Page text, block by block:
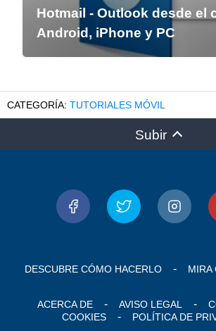
Hotmail - Outlook desde el
Android, iPhone y PC
TUTORIALES MÓVIL
Subir
DESCUBRE CÓMO HACERLO MIRA
ACERCA DE AVISO LEGAL
COOKIES
POLÍTICA DE